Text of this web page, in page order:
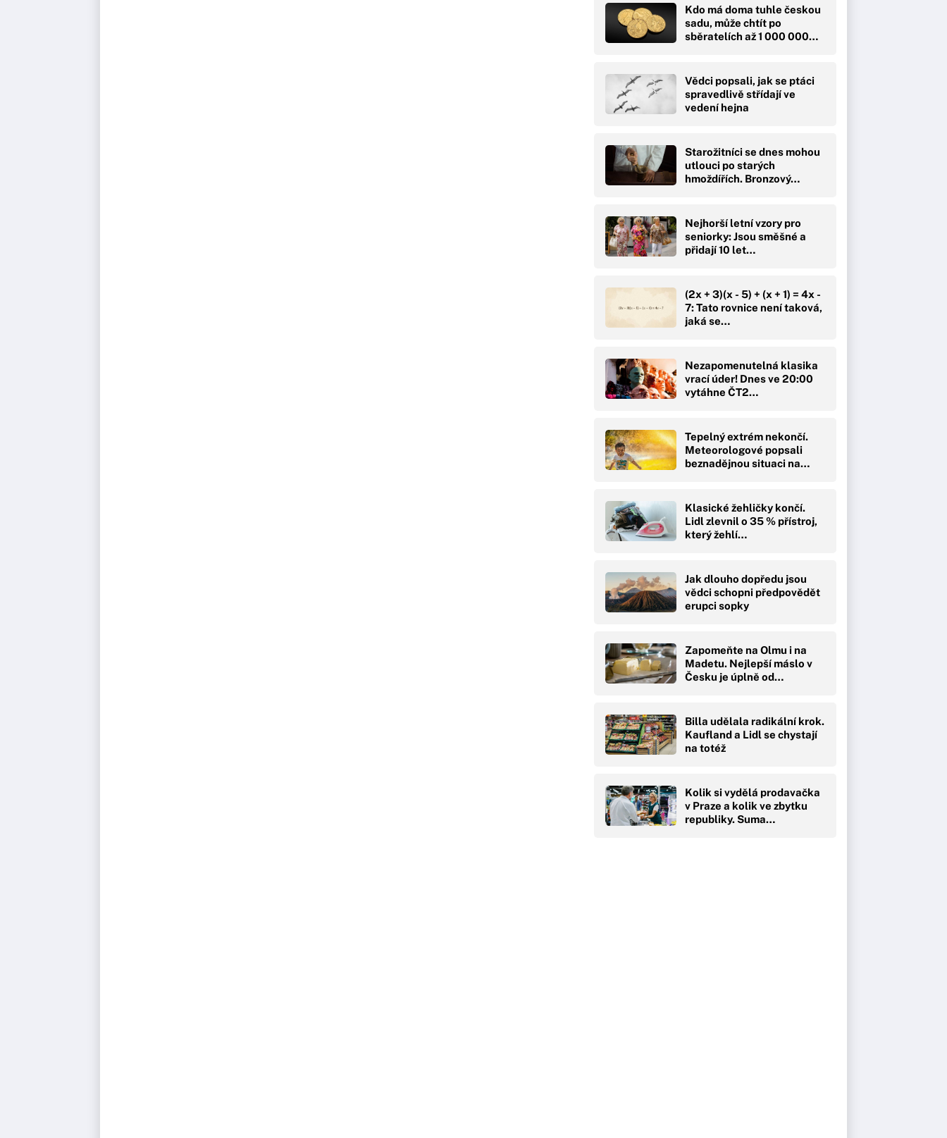
Kdo má doma tuhle českou
sadu, může chtít po
sběratelích až 1 000 000…
Vědci popsali, jak se ptáci
spravedlivě střídají ve
vedení hejna
Starožitníci se dnes mohou
utlouci po starých
hmoždířích. Bronzový…
Nejhorší letní vzory pro
seniorky: Jsou směšné a
přidají 10 let…
(2x + 3)(x - 5) + (x + 1) = 4x -
7: Tato rovnice není taková,
jaká se…
Nezapomenutelná klasika
vrací úder! Dnes ve 20:00
vytáhne ČT2…
Tepelný extrém nekončí.
Meteorologové popsali
beznadějnou situaci na…
Klasické žehličky končí.
Lidl zlevnil o 35 % přístroj,
který žehlí…
Jak dlouho dopředu jsou
vědci schopni předpovědět
erupci sopky
Zapomeňte na Olmu i na
Madetu. Nejlepší máslo v
Česku je úplně od…
Billa udělala radikální krok.
Kaufland a Lidl se chystají
na totéž
Kolik si vydělá prodavačka
v Praze a kolik ve zbytku
republiky. Suma…